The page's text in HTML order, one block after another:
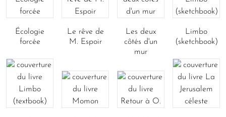
Écologie
forcée
Le rêve de
M. Espoir
Les deux
côtés d'un
mur
Limbo
(sketchbook)